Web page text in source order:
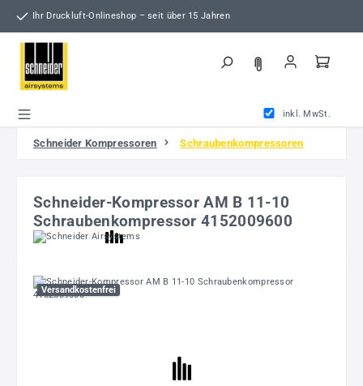
Zum Hauptinhalt springen
Ihr Druckluft-Onlineshop – seit über 15 Jahren
inkl. MwSt.
Schneider Kompressoren Schraubenkompressoren
Schneider-Kompressor AM B 11-10
Schraubenkompressor 4152009600
Bildergalerie überspringen
Versandkostenfrei